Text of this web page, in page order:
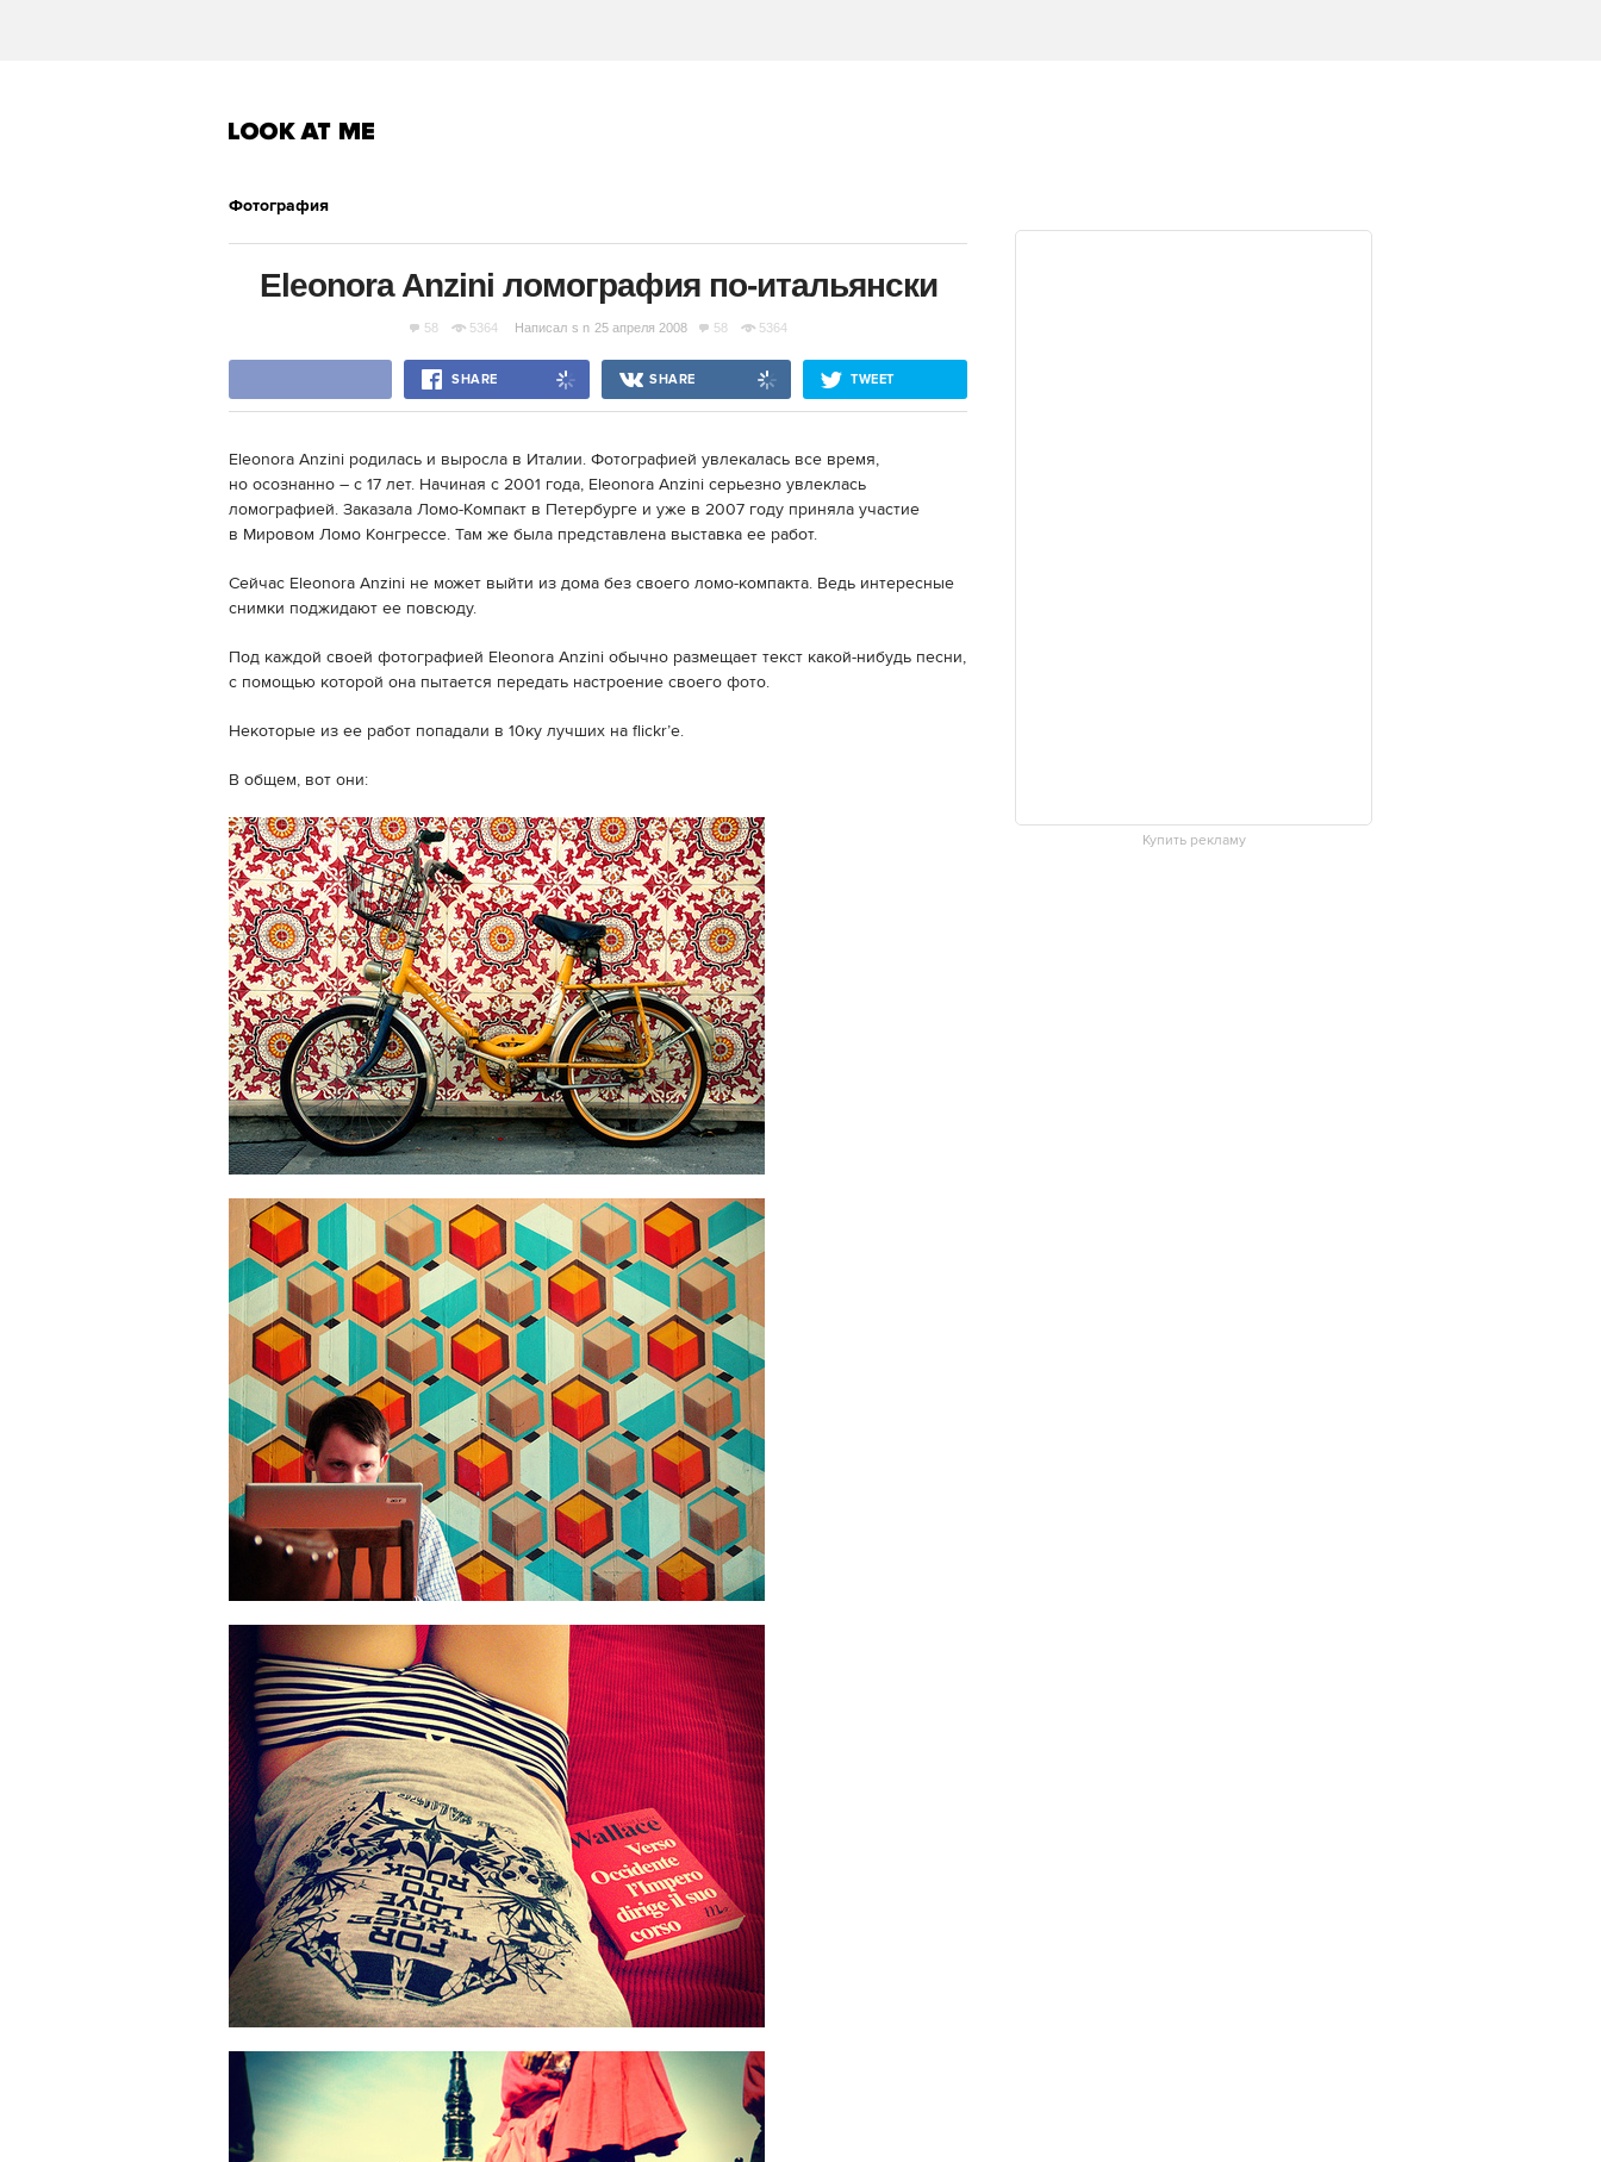
Фотография
Eleonora Anzini ломография по-итальянски
58 5364 Написал s n 25 апреля 2008 58 5364
SHARE SHARE TWEET
Eleonora Anzini родилась и выросла в Италии. Фотографией увлекалась все время,
но осознанно – с 17 лет. Начиная с 2001 года, Eleonora Anzini серьезно увлеклась
ломографией. Заказала Ломо-Компакт в Петербурге и уже в 2007 году приняла участие
в Мировом Ломо Конгрессе. Там же была представлена выставка ее работ.
Сейчас Eleonora Anzini не может выйти из дома без своего ломо-компакта. Ведь интересные
снимки поджидают ее повсюду.
Под каждой своей фотографией Eleonora Anzini обычно размещает текст какой-нибудь песни,
с помощью которой она пытается передать настроение своего фото.
Некоторые из ее работ попадали в 10ку лучших на flickr’е.
В общем, вот они:
Купить рекламу